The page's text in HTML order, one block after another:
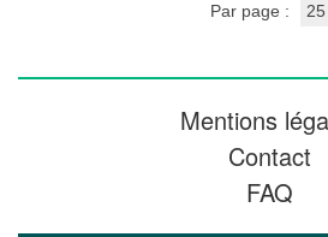
Par page :
25
Mentions
Contact
FAQ